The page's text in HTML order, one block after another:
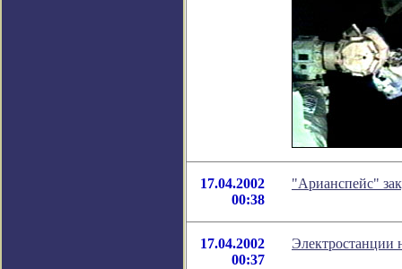
17.04.2002
00:38
"Арианспейс"
17.04.2002
00:37
Электростанции